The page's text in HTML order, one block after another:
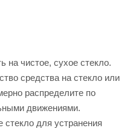
на чистое, сухое стекло.
средства на стекло или
распределите по
движениями.
для устранения